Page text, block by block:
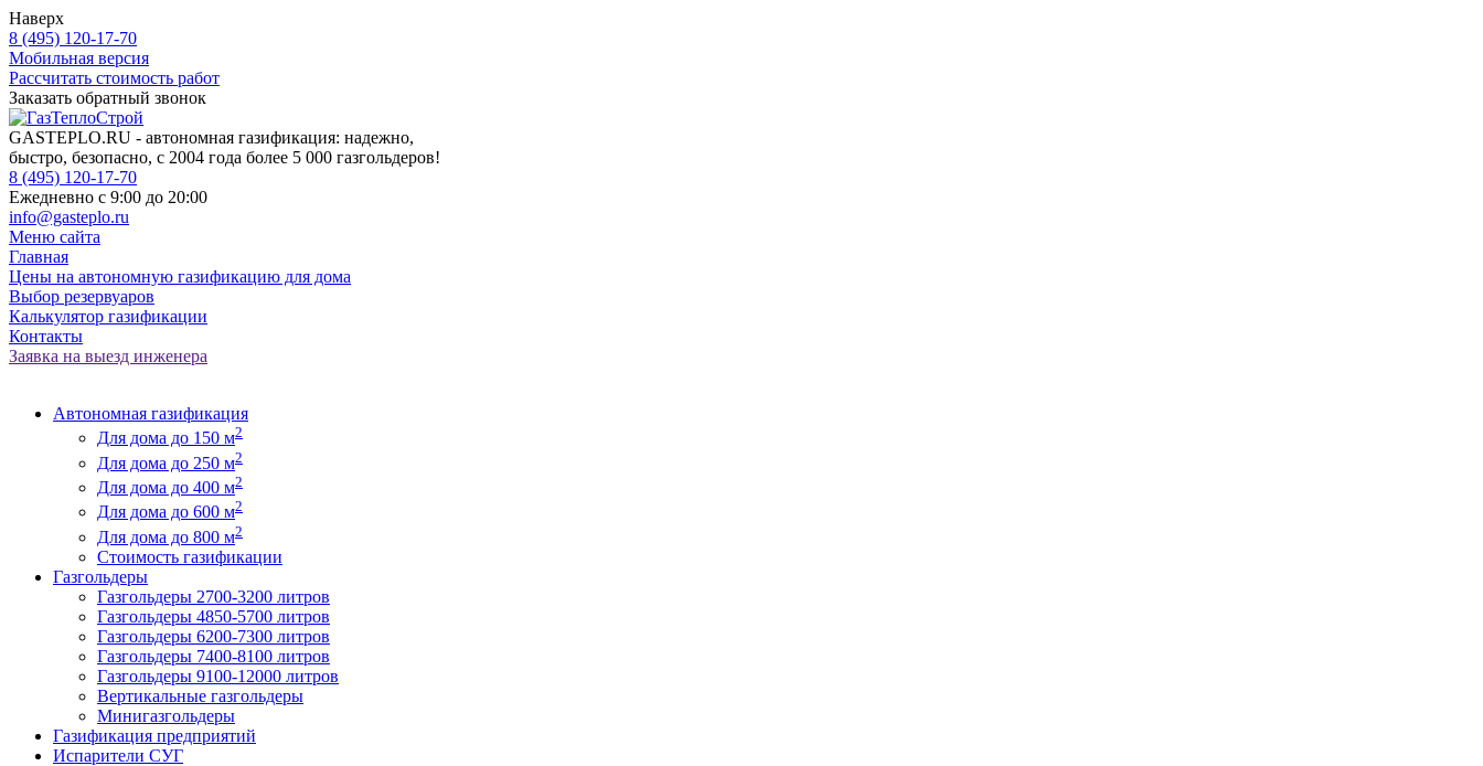
Наверх
8 (495) 120-17-70
Мобильная версия
Рассчитать стоимость работ
Заказать обратный звонок
GASTEPLO.RU - автономная газификация: надежно,
быстро, безопасно, с 2004 года более 5 000 газгольдеров!
8 (495) 120-17-70
Ежедневно с 9:00 до 20:00
info@gasteplo.ru
Меню сайта
Главная
Цены на автономную газификацию для дома
Выбор резервуаров
Калькулятор газификации
Контакты
Заявка на выезд инженера
Автономная газификация
Для дома до 150 м2
Для дома до 250 м2
Для дома до 400 м2
Для дома до 600 м2
Для дома до 800 м2
Стоимость газификации
Газгольдеры
Газгольдеры 2700-3200 литров
Газгольдеры 4850-5700 литров
Газгольдеры 6200-7300 литров
Газгольдеры 7400-8100 литров
Газгольдеры 9100-12000 литров
Вертикальные газгольдеры
Минигазгольдеры
Газификация предприятий
Испарители СУГ